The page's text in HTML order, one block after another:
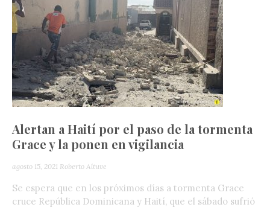
Alertan a Haití por el paso de la tormenta
Grace y la ponen en vigilancia
agosto 15, 2021 Roberto Altuve
Se espera que en los próximos días a tormenta Grace
cruce República Dominicana y Haití, que el sábado sufrió